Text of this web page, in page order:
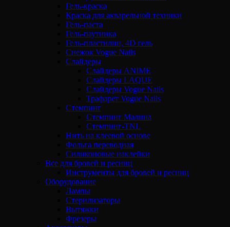
Гель-краска
Краска для акварельной техники
Гель-паста
Гель-паутинка
Гель-пластилин, 4D гель
Снежок Vogue Nails
Слайдеры
Слайдеры ANIME
Слайдеры LAQUE
Слайдеры Vogue Nails
Трафарет Vogue Nails
Стемпинг
Стемпинг Малина
Стемпинг-TNL
Нить на клеевой основе
Фольга переводная
Силиконовые наклейки
Все для бровей и ресниц
Инструменты для бровей и ресниц
Оборудование
Лампы
Стерилизаторы
Вытяжки
Фрезеры